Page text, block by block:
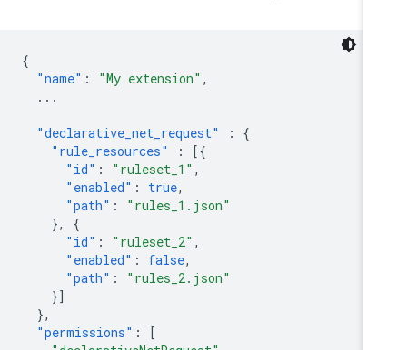
"name": "My extension"
"declarative_net_request"
"rule_resources" :
"id": "ruleset_1"
"enabled": true
"path": "rules_1.json"
},
"id": "ruleset_2"
"enabled": false
"path": "rules_2.json"
"permissions"